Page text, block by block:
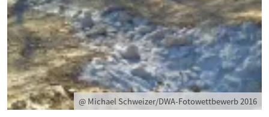
@ Michael Schweizer/DWA-Fotowettbewerb 2016